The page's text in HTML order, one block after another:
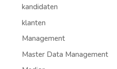
kandidaten
klanten
Management
Master Data Management